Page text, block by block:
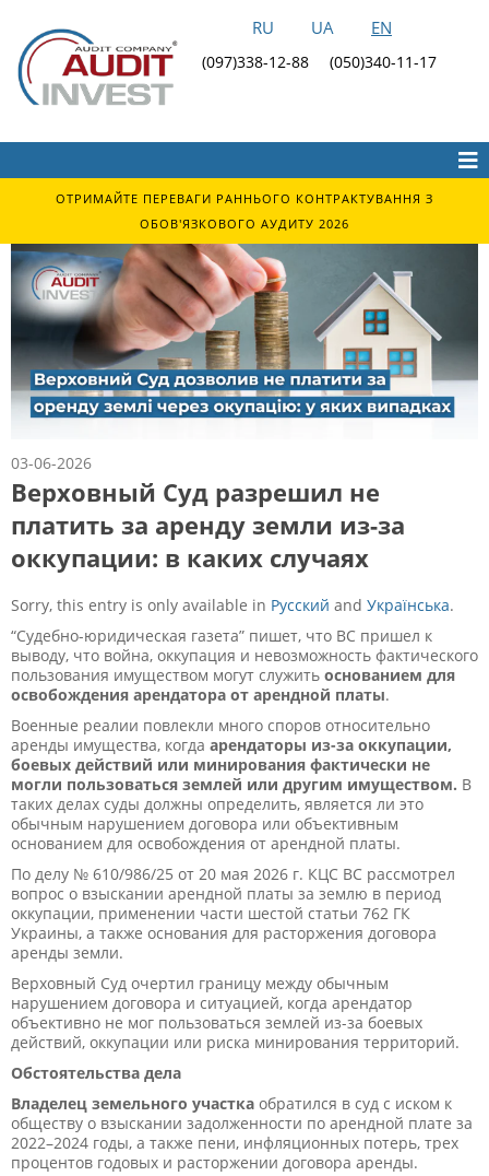
RU UA EN
(097)338-12-88 (050)340-11-17
ОТРИМАЙТЕ ПЕРЕВАГИ РАННЬОГО КОНТРАКТУВАННЯ З
ОБОВ'ЯЗКОВОГО АУДИТУ 2026
03-06-2026
Верховный Суд разрешил не
платить за аренду земли из-за
оккупации: в каких случаях
Sorry, this entry is only available in Русский and Українська.
“Судебно-юридическая газета” пишет, что ВС пришел к
выводу, что война, оккупация и невозможность фактического
пользования имуществом могут служить основанием для
освобождения арендатора от арендной платы.
Военные реалии повлекли много споров относительно
аренды имущества, когда арендаторы из-за оккупации,
боевых действий или минирования фактически не
могли пользоваться землей или другим имуществом. В
таких делах суды должны определить, является ли это
обычным нарушением договора или объективным
основанием для освобождения от арендной платы.
По делу № 610/986/25 от 20 мая 2026 г. КЦС ВС рассмотрел
вопрос о взыскании арендной платы за землю в период
оккупации, применении части шестой статьи 762 ГК
Украины, а также основания для расторжения договора
аренды земли.
Верховный Суд очертил границу между обычным
нарушением договора и ситуацией, когда арендатор
объективно не мог пользоваться землей из-за боевых
действий, оккупации или риска минирования территорий.
Обстоятельства дела
Владелец земельного участка обратился в суд с иском к
обществу о взыскании задолженности по арендной плате за
2022–2024 годы, а также пени, инфляционных потерь, трех
процентов годовых и расторжении договора аренды.